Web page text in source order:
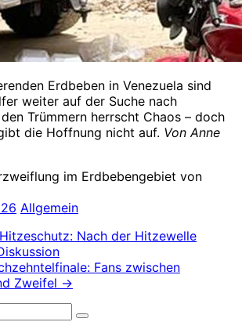
Erdbeben in Venezuela sind
weiter auf der Suche nach
Trümmern herrscht Chaos – doch
die Hoffnung nicht auf. Von Anne
im Erdbebengebiet von
Allgemein
Nach der Hitzewelle
Fans zwischen
Zweifel →